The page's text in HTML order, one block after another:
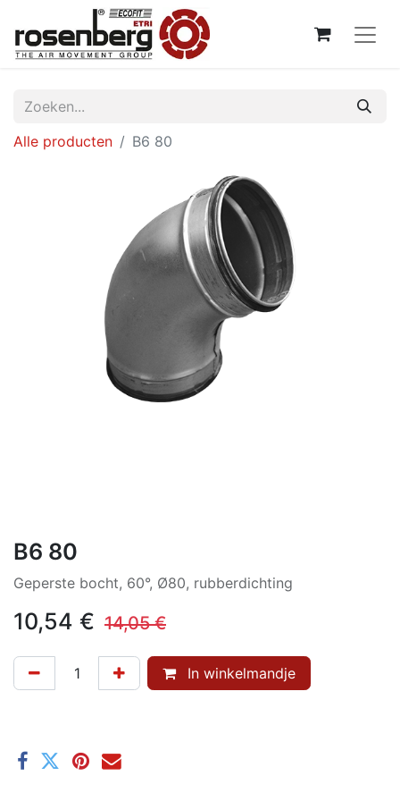
Alle producten B6 80
B6 80
Geperste bocht, 60°, Ø80, rubberdichting
10,54 € 14,05€
In winkelmandje